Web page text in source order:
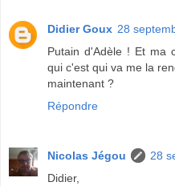
Didier Goux 28
Putain d'Adèle ! Et ma
qui c'est qui va me la
maintenant ?
Répondre
Nicolas Jégou
28
Didier,